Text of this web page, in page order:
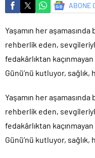
ABONE
Yaşamın her
rehberlik eden,
fedakârlıktan kaçınmayan
Günü’nü kutluyor,
Yaşamın her
rehberlik eden,
fedakârlıktan kaçınmayan
Günü’nü kutluyor,